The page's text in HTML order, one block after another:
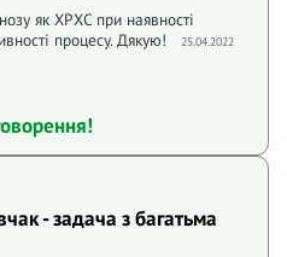
як ХРХС при наявності
процесу. Дякую!
25.04.2022
- задача з багатьма